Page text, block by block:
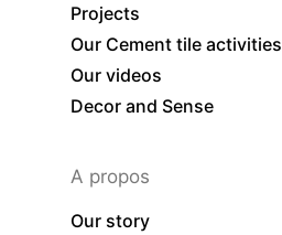
Projects
Our Cement tile activities
Our videos
Decor and Sense
A propos
Our story